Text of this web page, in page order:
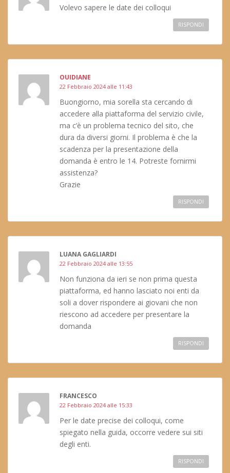
Volevo sapere le date dei colloqui
RISPONDI
OUIDIANE
22 Febbraio 2024 alle 11:43
Buongiorno, mia sorella sta cercando di
accedere alla piattaforma del servizio civile,
ma c’è un problema tecnico del sito, che
dura da diversi giorni. Il problema è che la
scadenza per la presentazione della
domanda è entro le 14. Potreste fornirmi
assistenza?
Grazie
RISPONDI
LUANA GAGLIARDI
22 Febbraio 2024 alle 13:55
Non funziona da ieri se non prima questa
piattaforma, ed hanno lasciato noi enti da
soli a dover rispondere ai giovani che non
riescono ad accedere per presentare la
domanda
RISPONDI
FRANCESCO
22 Febbraio 2024 alle 15:33
Per le date precise dei colloqui, come
spiegato nella guida, occorre vedere sui siti
degli enti.
RISPONDI